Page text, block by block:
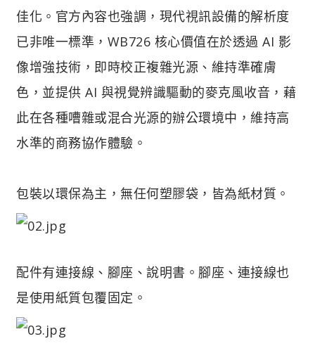
佳化。官方內容也強調，現代視訊設備的解析度
已非唯一標準，WB726 核心價值在於透過 AI 影
像增強技術，即時校正複雜光源、維持準確膚
色，並提供 AI 與視覺辨識驅動的麥克風收音，藉
此在各種嘈雜或混合光源的辦公環境中，維持高
水準的商務協作體驗。
包裝以環保為主，無任何塑膠袋，皆為紙材質。
配件有連接線、腳座、說明書。腳座、連接線也
是使用紙質包覆固定。